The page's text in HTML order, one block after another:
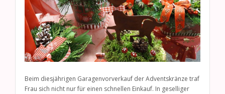
Beim diesjährigen Garagenvorverkauf der Adventskränze traf
Frau sich nicht nur für einen schnellen Einkauf. In geselliger